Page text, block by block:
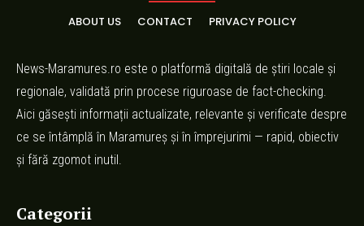
ABOUT US CONTACT PRIVACY POLICY
News-Maramures.ro este o platformă digitală de știri locale și
regionale, validată prin procese riguroase de fact-checking.
Aici găsești informații actualizate, relevante și verificate despre
ce se întâmplă în Maramureș și în împrejurimi — rapid, obiectiv
și fără zgomot inutil.
Categorii